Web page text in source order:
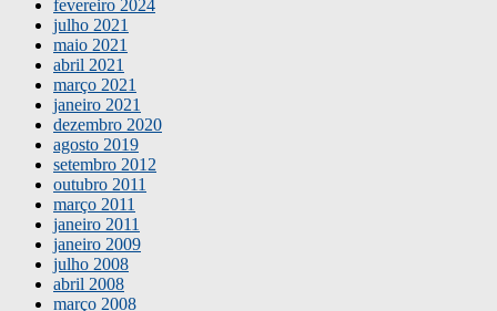
fevereiro 2024
julho 2021
maio 2021
abril 2021
março 2021
janeiro 2021
dezembro 2020
agosto 2019
setembro 2012
outubro 2011
março 2011
janeiro 2011
janeiro 2009
julho 2008
abril 2008
março 2008